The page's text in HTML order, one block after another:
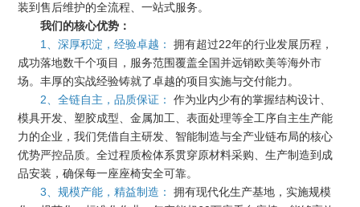
装到售后维护的全流程、一站式服务。
我们的核心优势：
1、深厚积淀，经验卓越：拥有超过22年的行业发展历程，
成功落地数千个项目，服务范围覆盖全国并远销欧美等海外市
场。丰厚的实战经验铸就了卓越的项目实施与交付能力。
2、全链自主，品质保证：
作为业内少有的掌握结构设计、
模具开发、塑胶成型、金属加工、表面处理等全工序自主生产能
力的企业，我们凭借自主研发、智能制造与全产业链布局的核心
优势严控品质。全过程质检体系贯穿原材料采购、生产制造到成
品安装，确保每一座座椅安全可靠。
3、规模产能，精益制造：
拥有现代化生产基地，实施规模